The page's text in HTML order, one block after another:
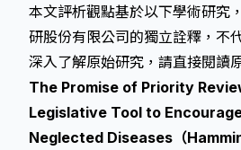
本文評析觀點基於以下學術研究
研股份有限公司的獨立詮釋，不
深入了解原始研究，請直接閱讀
The Promise of Priority
Legislative Tool to
Neglected Diseases（